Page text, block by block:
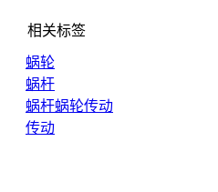
相关标签
蜗轮
蜗杆
蜗杆蜗轮传动
传动